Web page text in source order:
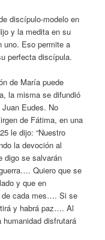
discípulo-modelo en
y la medita en su
uno. Eso permite a
perfecta discípula.
de María puede
la misma se difundió
Eudes. No
de Fátima, en una
le dijo: “Nuestro
la devoción al
digo se salvarán
Quiero que se
y que en
de cada mes…. Si se
y habrá paz…. Al
disfrutará